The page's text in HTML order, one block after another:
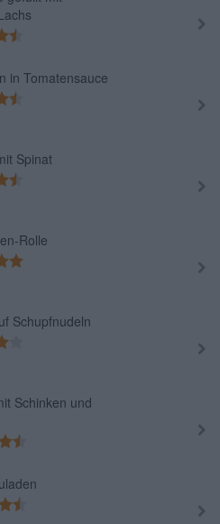
in Tomatensauce
Spinat
Rolle
Schupfnudeln
Schinken und